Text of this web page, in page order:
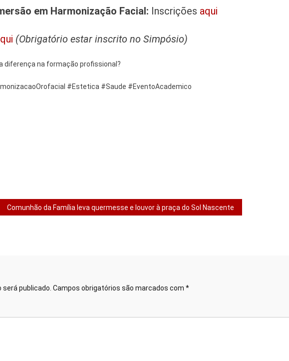
em Harmonização Facial: Inscrições aqui
(Obrigatório estar inscrito no Simpósio)
diferença na formação profissional?
#Estetica #Saude #EventoAcademico
Comunhão da Família leva quermesse e louvor à praça do Sol Nascente
publicado. Campos obrigatórios são marcados com *